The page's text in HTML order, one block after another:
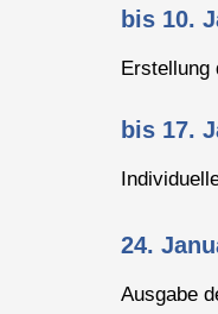
bis 10.
Erstellung
bis 17.
24.
Ausgabe